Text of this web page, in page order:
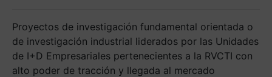
Proyectos de investigación fundamental orientada o
de investigación industrial liderados por las Unidades
de I+D Empresariales pertenecientes a la RVCTI con
alto poder de tracción y llegada al mercado